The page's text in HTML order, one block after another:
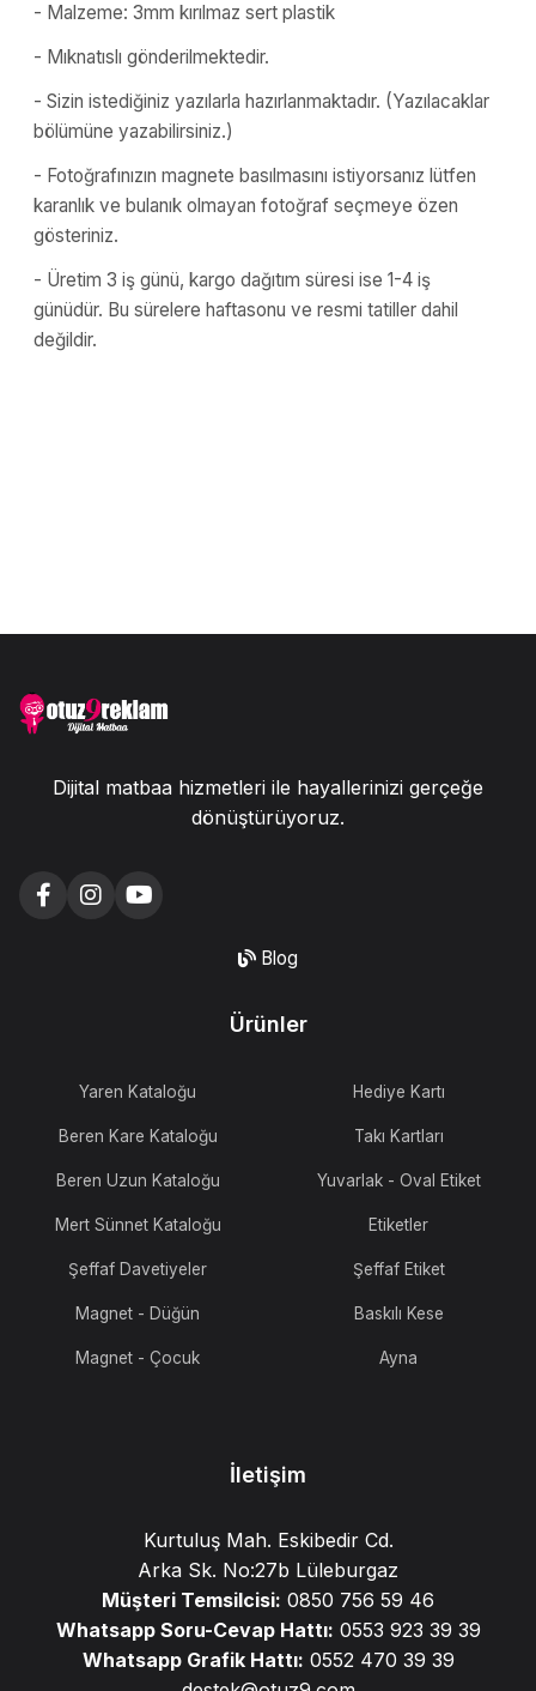
- Malzeme: 3mm kırılmaz sert plastik
- Mıknatıslı gönderilmektedir.
- Sizin istediğiniz yazılarla hazırlanmaktadır. (Yazılacaklar
bölümüne yazabilirsiniz.)
- Fotoğrafınızın magnete basılmasını istiyorsanız lütfen
karanlık ve bulanık olmayan fotoğraf seçmeye özen
gösteriniz.
- Üretim 3 iş günü, kargo dağıtım süresi ise 1-4 iş
günüdür. Bu sürelere haftasonu ve resmi tatiller dahil
değildir.
Dijital matbaa hizmetleri ile hayallerinizi gerçeğe
dönüştürüyoruz.
Blog
Ürünler
Yaren Kataloğu
Beren Kare Kataloğu
Beren Uzun Kataloğu
Mert Sünnet Kataloğu
Şeffaf Davetiyeler
Magnet - Düğün
Magnet - Çocuk
Hediye Kartı
Takı Kartları
Yuvarlak - Oval Etiket
Etiketler
Şeffaf Etiket
Baskılı Kese
Ayna
İletişim
Kurtuluş Mah. Eskibedir Cd.
Arka Sk. No:27b Lüleburgaz
Müşteri Temsilcisi: 0850 756 59 46
Whatsapp Soru-Cevap Hattı: 0553 923 39 39
Whatsapp Grafik Hattı: 0552 470 39 39